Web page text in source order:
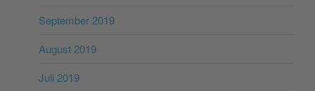
September 2019
August 2019
Juli 2019